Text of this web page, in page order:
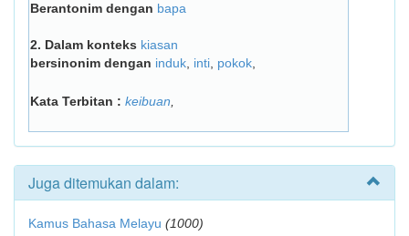
Berantonim dengan bapa
2. Dalam konteks kiasan
bersinonim dengan induk inti pokok
Kata Terbitan : keibuan
Juga ditemukan dalam:
Kamus Bahasa Melayu (1000)